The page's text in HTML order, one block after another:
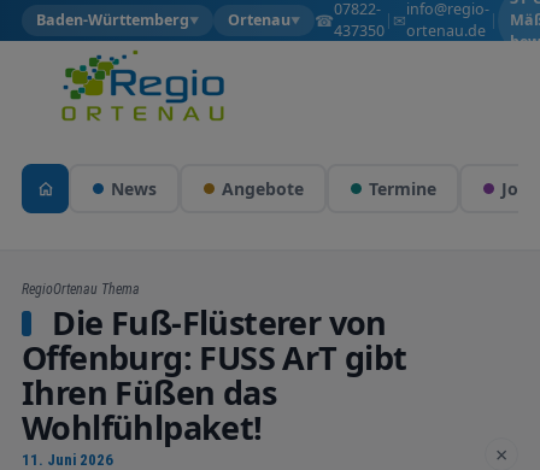
Baden-Württemberg▼ Ortenau▼ ☎07822-
437350
| ✉info@regio-
ortenau.de
|
News Angebote Termine Jobs
RegioOrtenau Thema
Die Fuß-Flüsterer von
Offenburg: FUSS ArT gibt
Ihren Füßen das
Wohlfühlpaket!
11. Juni 2026 ×